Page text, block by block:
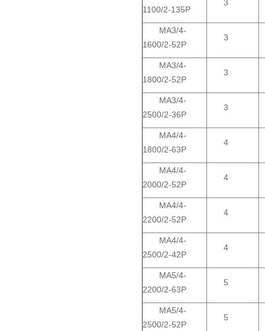
1100/2-135P
3
MA3/4-
1600/2-52P
3
MA3/4-
1800/2-52P
3
MA3/4-
2500/2-36P
3
MA4/4-
1800/2-63P
4
MA4/4-
2000/2-52P
4
MA4/4-
2200/2-52P
4
MA4/4-
2500/2-42P
4
MA5/4-
2200/2-63P
5
MA5/4-
2500/2-52P
5